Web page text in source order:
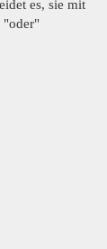
es, sie mit
"oder"